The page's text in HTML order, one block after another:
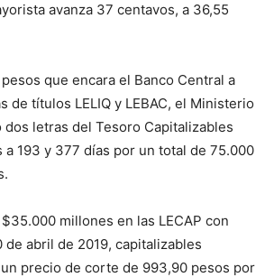
avanza 37 centavos, a 36,55
que encara el Banco Central a
de títulos LELIQ y LEBAC, el Ministerio
letras del Tesoro Capitalizables
a 193 y 377 días por un total de 75.000
millones en las LECAP con
abril de 2019, capitalizables
precio de corte de 993,90 pesos por